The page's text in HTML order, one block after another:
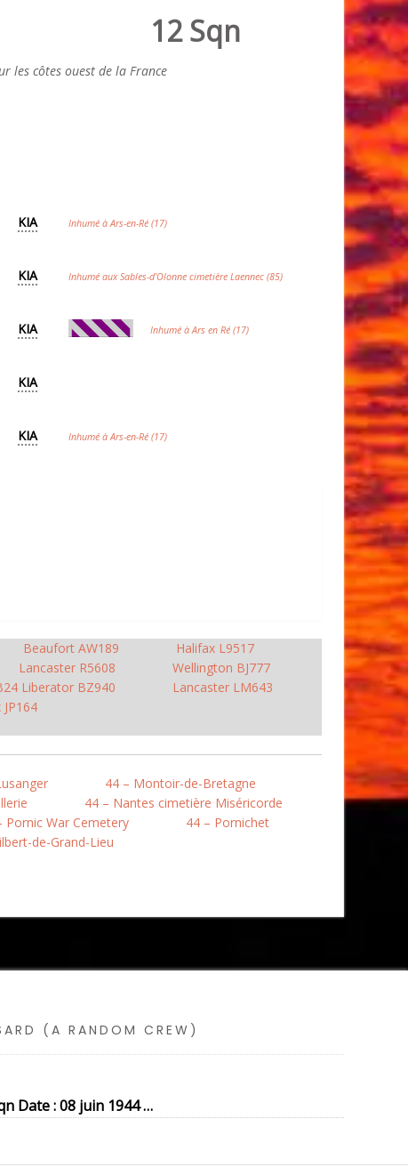
12 Sqn
les côtes ouest de la France
KIA Inhumé à Ars-en-Ré (17)
KIA Inhumé aux Sables-d’Olonne cimetière Laennec (85)
KIA Inhumé à Ars en Ré (17)
KIA
KIA Inhumé à Ars-en-Ré (17)
Beaufort AW189
Halifax L9517
Lancaster R5608
Wellington BJ777
Liberator BZ940
Lancaster LM643
44 – Montoir-de-Bretagne
44 – Nantes cimetière Miséricorde
Pornic War Cemetery
44 – Pornichet
de-Grand-Lieu
(A RANDOM CREW)
Date : 08 juin 1944 …